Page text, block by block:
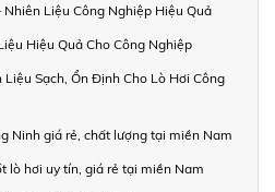
Liệu Công Nghiệp Hiệu Quả
Hiệu Quả Cho Công Nghiệp
Liệu Sạch, Ổn Định Cho Lò Hơi Công
Ninh giá rẻ, chất lượng tại miền Nam
lò hơi uy tín, giá rẻ tại miền Nam